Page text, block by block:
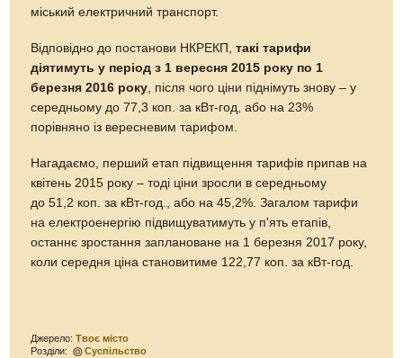
міський електричний транспорт.
Відповідно до постанови НКРЕКП,такі тарифи
діятимуть у період з 1 вересня 2015 року по 1
березня 2016 року , після чого ціни піднімуть знову – у
середньому до 77,3 коп. за кВт-год, або на 23%
порівняно із вересневим тарифом.
Нагадаємо, перший етап підвищення тарифів припав на
квітень 2015 року – тоді ціни зросли в середньому
до 51,2 коп. за кВт-год., або на 45,2%. Загалом тарифи
на електроенергію підвищуватимуть у п'ять етапів,
останнє зростання заплановане на 1 березня 2017 року,
коли середня ціна становитиме 122,77 коп. за кВт-год.
Джерело:Твоє місто
Розділи:
Суспільство